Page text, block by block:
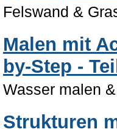
Felswand &
Malen mit
by-Step -
Wasser malen
Strukturen